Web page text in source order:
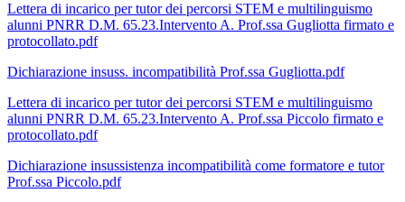
Lettera di incarico per tutor dei percorsi STEM e multilinguismo
alunni PNRR D.M. 65.23.Intervento A. Prof.ssa Gugliotta firmato e
protocollato.pdf
Dichiarazione insuss. incompatibilità Prof.ssa Gugliotta.pdf
Lettera di incarico per tutor dei percorsi STEM e multilinguismo
alunni PNRR D.M. 65.23.Intervento A. Prof.ssa Piccolo firmato e
protocollato.pdf
Dichiarazione insussistenza incompatibilità come formatore e tutor
Prof.ssa Piccolo.pdf